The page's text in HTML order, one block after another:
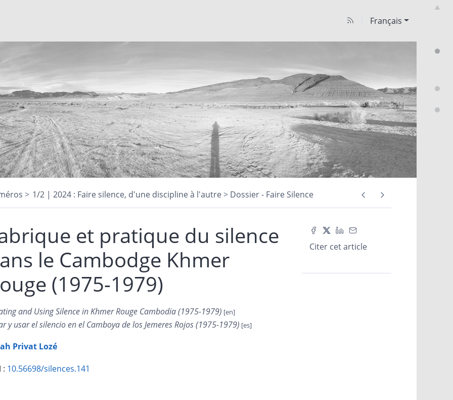
Français
1/2 | 2024 : Faire silence, d'une discipline à l'autre Dossier - Faire Silence
Citer cet article
et pratique du silence
le Cambodge Khmer
(1975-1979)
and Using Silence in Khmer Rouge Cambodia (1975-1979)
y usar el silencio en el Camboya de los Jemeres Rojos (1975-1979)
Privat Lozé
: 10.56698/silences.141